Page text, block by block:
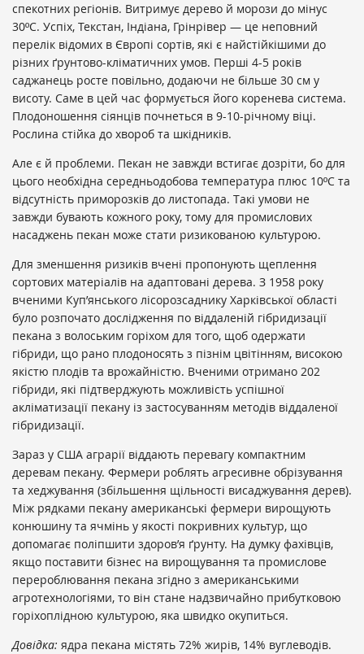
спекотних регіонів. Витримує дерево й морози до мінус
30ºС. Успіх, Текстан, Індіана, Грінрівер — це неповний
перелік відомих в Європі сортів, які є найстійкішими до
різних ґрунтово-кліматичних умов. Перші 4-5 років
саджанець росте повільно, додаючи не більше 30 см у
висоту. Саме в цей час формується його коренева система.
Плодоношення сіянців почнеться в 9-10-річному віці.
Рослина стійка до хвороб та шкідників.
Але є й проблеми. Пекан не завжди встигає дозріти, бо для
цього необхідна середньодобова температура плюс 10ºС та
відсутність приморозків до листопада. Такі умови не
завжди бувають кожного року, тому для промислових
насаджень пекан може стати ризикованою культурою.
Для зменшення ризиків вчені пропонують щеплення
сортових матеріалів на адаптовані дерева. З 1958 року
вченими Куп’янського лісорозсаднику Харківської області
було розпочато дослідження по віддаленій гібридизації
пекана з волоським горіхом для того, щоб одержати
гібриди, що рано плодоносять з пізнім цвітінням, високою
якістю плодів та врожайністю. Вченими отримано 202
гібриди, які підтверджують можливість успішної
акліматизації пекану із застосуванням методів віддаленої
гібридизації.
Зараз у США аграрії віддають перевагу компактним
деревам пекану. Фермери роблять агресивне обрізування
та хеджування (збільшення щільності висаджування дерев).
Між рядками пекану американські фермери вирощують
конюшину та ячмінь у якості покривних культур, що
допомагає поліпшити здоров’я ґрунту. На думку фахівців,
якщо поставити бізнес на вирощування та промислове
перероблювання пекана згідно з американськими
агротехнологіями, то він стане надзвичайно прибутковою
горіхоплідною культурою, яка швидко окупиться.
Довідка: ядра пекана містять 72% жирів, 14% вуглеводів.